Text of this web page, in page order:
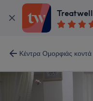
Treatwell
Κέντρα Ομορφιάς κοντά